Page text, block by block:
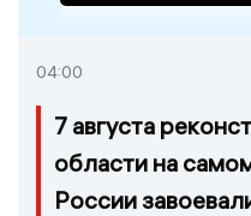
04:00
7 августа
области на
России